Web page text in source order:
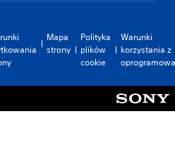
Mapa
strony
Polityka
plików
cookie
Warunki
korzystania z